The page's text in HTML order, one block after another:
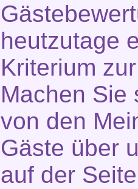
heutzutage
Kriterium
Machen Sie
von den
Gäste über
auf der